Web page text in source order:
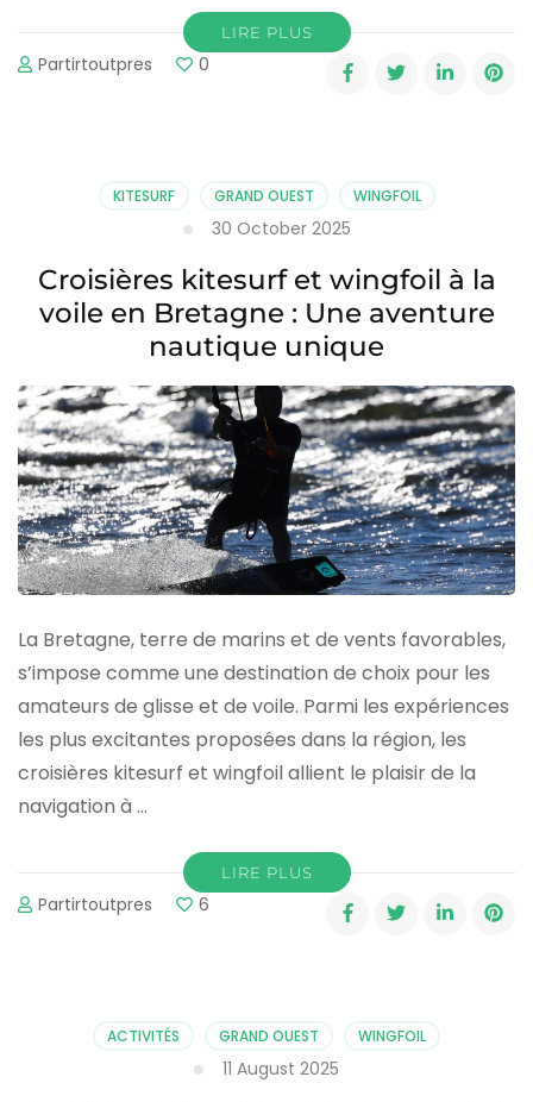
LIRE PLUS
Partirtoutpres 0
KITESURF GRAND OUEST WINGFOIL
30 October 2025
Croisières kitesurf et wingfoil à la
voile en Bretagne : Une aventure
nautique unique
La Bretagne, terre de marins et de vents favorables,
s’impose comme une destination de choix pour les
amateurs de glisse et de voile. Parmi les expériences
les plus excitantes proposées dans la région, les
croisières kitesurf et wingfoil allient le plaisir de la
navigation à …
LIRE PLUS
Partirtoutpres 6
ACTIVITÉS GRAND OUEST WINGFOIL
11 August 2025